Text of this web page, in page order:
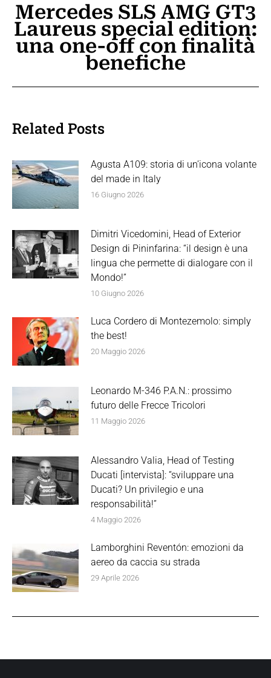
Prossimo
post:
Mercedes SLS AMG GT3
Laureus special edition:
una one-off con finalità
benefiche
Related Posts
Agusta A109: storia di un’icona volante
del made in Italy
16 Giugno 2026
Dimitri Vicedomini, Head of Exterior
Design di Pininfarina: “il design è una
lingua che permette di dialogare con il
Mondo!”
10 Giugno 2026
Luca Cordero di Montezemolo: simply
the best!
20 Maggio 2026
Leonardo M-346 P.A.N.: prossimo
futuro delle Frecce Tricolori
11 Maggio 2026
Alessandro Valia, Head of Testing
Ducati [intervista]: “sviluppare una
Ducati? Un privilegio e una
responsabilità!”
4 Maggio 2026
Lamborghini Reventón: emozioni da
aereo da caccia su strada
29 Aprile 2026